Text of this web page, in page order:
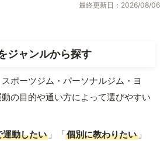
最終更新日：2026/08/06
ジャンルから探す
ポーツジム・パーソナルジム・ヨ
の目的や通い方によって選びやすい
運動したい 」「個別に教わりたい 」